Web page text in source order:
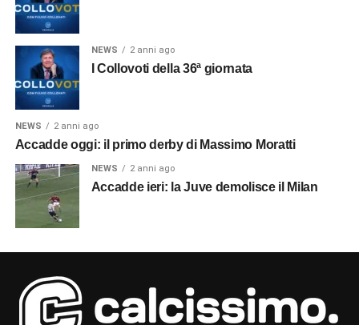
NEWS 2 anni ago
I Collovoti della 36ª giornata
NEWS 2 anni ago
Accadde oggi: il primo derby di Massimo Moratti
NEWS 2 anni ago
Accadde ieri: la Juve demolisce il Milan